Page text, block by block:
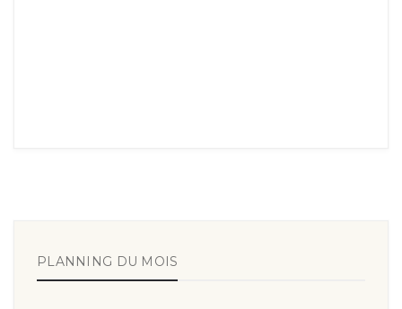
PLANNING DU MOIS